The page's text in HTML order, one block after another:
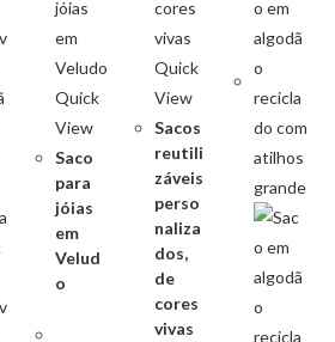
Quick
View
Saco
para
jóias
em
Velud
o
Quick
View
Sacos
reutili
záveis
perso
naliza
dos,
de
cores
vivas